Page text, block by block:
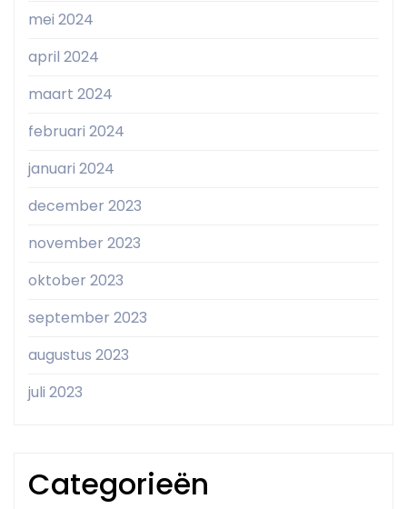
mei 2024
april 2024
maart 2024
februari 2024
januari 2024
december 2023
november 2023
oktober 2023
september 2023
augustus 2023
juli 2023
Categorieën